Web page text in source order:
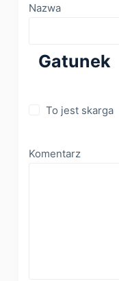
Nazwa
Gatunek
To jest skarga
Komentarz